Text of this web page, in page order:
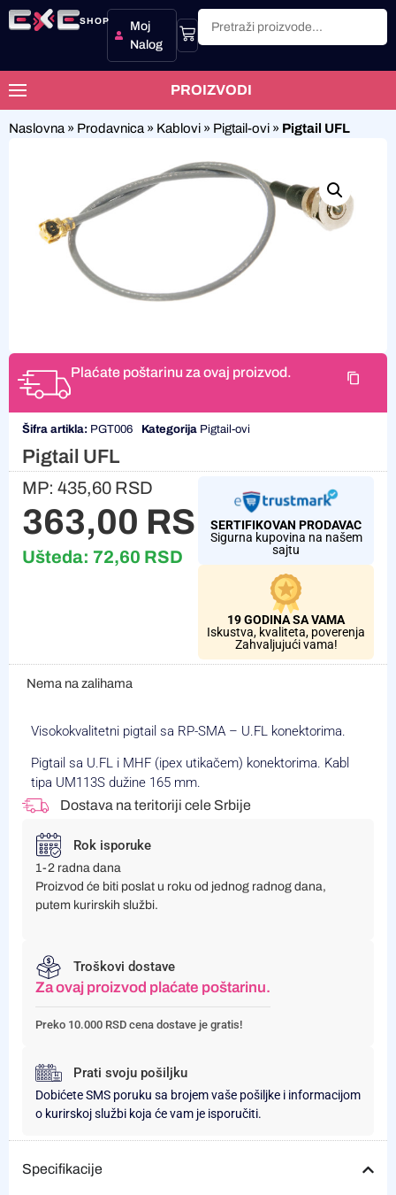
SHOP
Moj
Nalog
PROIZVODI
Naslovna » Prodavnica » Kablovi » Pigtail-ovi » Pigtail UFL
Plaćate poštarinu za ovaj proizvod.
Šifra artikla: PGT006 Kategorija Pigtail-ovi
Pigtail UFL
MP: 435,60 RSD
363,00 RSD
Ušteda: 72,60 RSD
SERTIFIKOVAN PRODAVAC
Sigurna kupovina na našem
sajtu
19 GODINA SA VAMA
Iskustva, kvaliteta, poverenja
Zahvaljujući vama!
Nema na zalihama
Visokokvalitetni pigtail sa RP-SMA – U.FL konektorima.
Pigtail sa U.FL i MHF (ipex utikačem) konektorima. Kabl
tipa UM113S dužine 165 mm.
Dostava na teritoriji cele Srbije
Rok isporuke
1-2 radna dana
Proizvod će biti poslat u roku od jednog radnog dana,
putem kurirskih službi.
Troškovi dostave
Za ovaj proizvod plaćate poštarinu.
Preko 10.000 RSD cena dostave je gratis!
Prati svoju pošiljku
Dobićete SMS poruku sa brojem vaše pošiljke i informacijom
o kurirskoj službi koja će vam je isporučiti.
Specifikacije